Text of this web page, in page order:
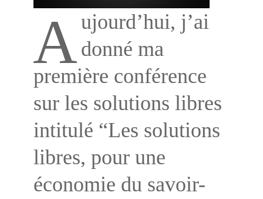
Aujourd’hui, j’ai
donné ma
première conférence
sur les solutions libres
intitulé “Les solutions
libres, pour une
économie du savoir-